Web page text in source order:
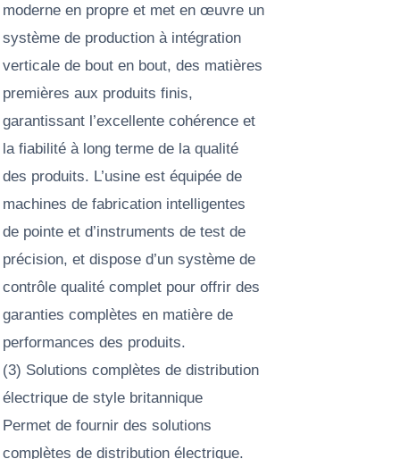
moderne en propre et met en œuvre un
système de production à intégration
verticale de bout en bout, des matières
premières aux produits finis,
garantissant l’excellente cohérence et
la fiabilité à long terme de la qualité
des produits. L’usine est équipée de
machines de fabrication intelligentes
de pointe et d’instruments de test de
précision, et dispose d’un système de
contrôle qualité complet pour offrir des
garanties complètes en matière de
performances des produits.
(3) Solutions complètes de distribution
électrique de style britannique
Permet de fournir des solutions
complètes de distribution électrique.